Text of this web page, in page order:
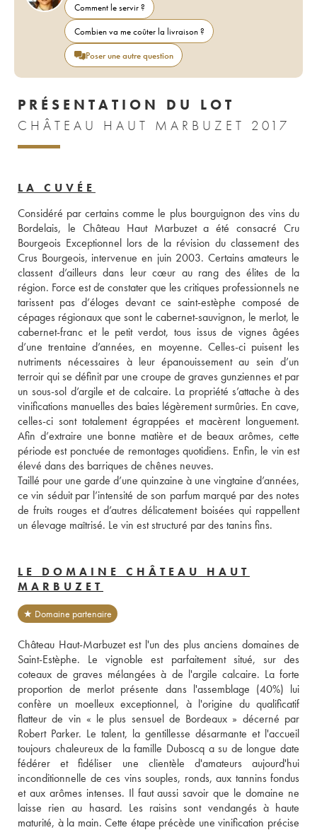
Comment le servir ?
Combien va me coûter la livraison ?
Poser une autre question
PRÉSENTATION DU LOT
CHÂTEAU HAUT MARBUZET 2017
LA CUVÉE
Considéré par certains comme le plus bourguignon des vins du
Bordelais, le Château Haut Marbuzet a été consacré Cru
Bourgeois Exceptionnel lors de la révision du classement des
Crus Bourgeois, intervenue en juin 2003. Certains amateurs le
classent d’ailleurs dans leur cœur au rang des élites de la
région. Force est de constater que les critiques professionnels ne
tarissent pas d’éloges devant ce saint-estèphe composé de
cépages régionaux que sont le cabernet-sauvignon, le merlot, le
cabernet-franc et le petit verdot, tous issus de vignes âgées
d’une trentaine d’années, en moyenne. Celles-ci puisent les
nutriments nécessaires à leur épanouissement au sein d’un
terroir qui se définit par une croupe de graves gunziennes et par
un sous-sol d’argile et de calcaire. La propriété s’attache à des
vinifications manuelles des baies légèrement surmûries. En cave,
celles-ci sont totalement égrappées et macèrent longuement.
Afin d’extraire une bonne matière et de beaux arômes, cette
période est ponctuée de remontages quotidiens. Enfin, le vin est
élevé dans des barriques de chênes neuves.
Taillé pour une garde d’une quinzaine à une vingtaine d’années,
ce vin séduit par l’intensité de son parfum marqué par des notes
de fruits rouges et d’autres délicatement boisées qui rappellent
un élevage maîtrisé. Le vin est structuré par des tanins fins.
LE DOMAINE CHÂTEAU HAUT
MARBUZET
★ Domaine partenaire
Château Haut-Marbuzet est l'un des plus anciens domaines de
Saint-Estèphe. Le vignoble est parfaitement situé, sur des
coteaux de graves mélangées à de l'argile calcaire. La forte
proportion de merlot présente dans l'assemblage (40%) lui
confère un moelleux exceptionnel, à l'origine du qualificatif
flatteur de vin « le plus sensuel de Bordeaux » décerné par
Robert Parker. Le talent, la gentillesse désarmante et l'accueil
toujours chaleureux de la famille Duboscq a su de longue date
fédérer et fidéliser une clientèle d'amateurs aujourd'hui
inconditionnelle de ces vins souples, ronds, aux tannins fondus
et aux arômes intenses. Il faut aussi savoir que le domaine ne
laisse rien au hasard. Les raisins sont vendangés à haute
maturité, à la main. Cette étape précède une vinification précise